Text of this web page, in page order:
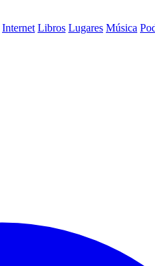
Internet Libros Lugares Música